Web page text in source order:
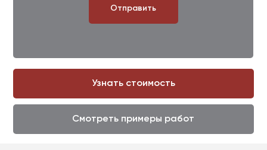
Узнать стоимость
Смотреть примеры работ
Отправить